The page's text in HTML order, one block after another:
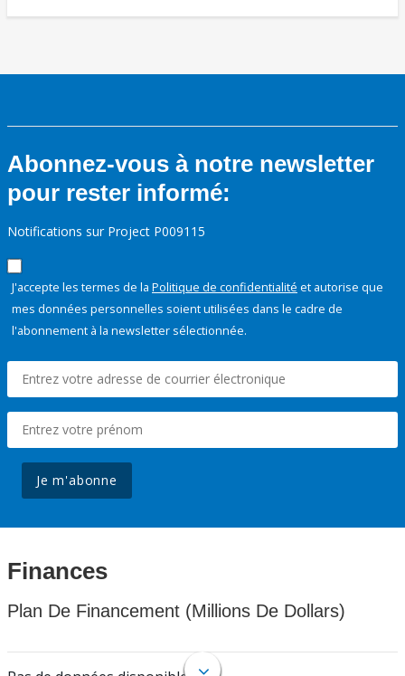
Abonnez-vous à notre newsletter
pour rester informé:
Notifications sur Project P009115
J'accepte les termes de la Politique de confidentialité et autorise que
mes données personnelles soient utilisées dans le cadre de
l'abonnement à la newsletter sélectionnée.
Je m'abonne
Finances
Plan De Financement (Millions De Dollars)